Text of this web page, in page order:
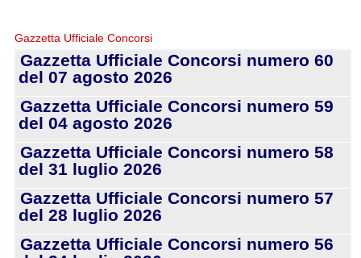
Gazzetta Ufficiale Concorsi
Gazzetta Ufficiale Concorsi numero 60
del 07 agosto 2026
Gazzetta Ufficiale Concorsi numero 59
del 04 agosto 2026
Gazzetta Ufficiale Concorsi numero 58
del 31 luglio 2026
Gazzetta Ufficiale Concorsi numero 57
del 28 luglio 2026
Gazzetta Ufficiale Concorsi numero 56